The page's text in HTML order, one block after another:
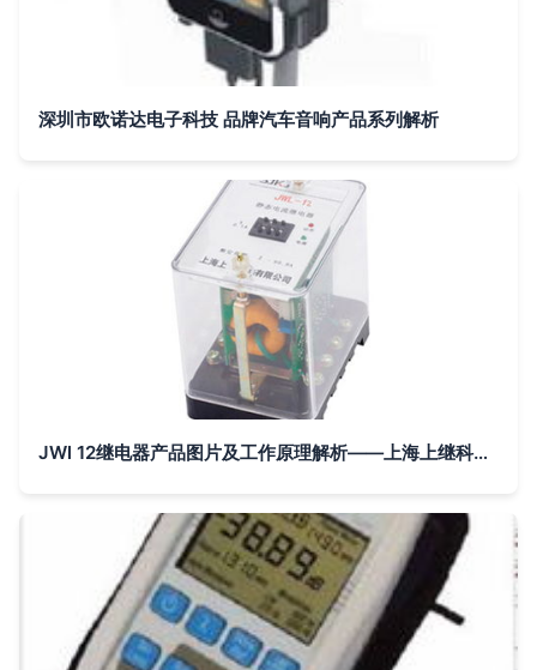
深圳市欧诺达电子科技 品牌汽车音响产品系列解析
JWl 12继电器产品图片及工作原理解析——上海上继科技与电子科技的融合